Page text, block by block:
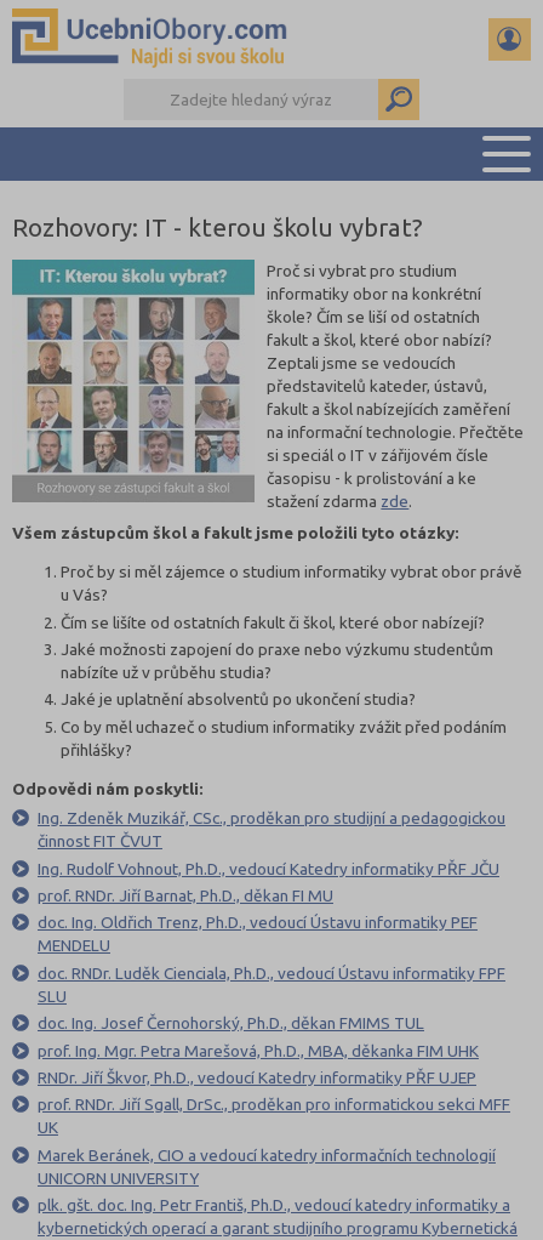
PŘEHLED ŠKOL
PŘÍPRAVA NA PŘIJÍMAČKY
DŮLEŽITÉ TERMÍNY
REFERÁTY
DALŠÍ DRUHY ŠKOL
Rozhovory: IT - kterou školu vybrat?
Proč si vybrat pro studium
informatiky obor na konkrétní
škole? Čím se liší od ostatních
fakult a škol, které obor nabízí?
Zeptali jsme se vedoucích
představitelů kateder, ústavů,
fakult a škol nabízejících zaměření
na informační technologie. Přečtěte
si speciál o IT v zářijovém čísle
časopisu - k prolistování a ke
stažení zdarma zde.
Všem zástupcům škol a fakult jsme položili tyto otázky:
Proč by si měl zájemce o studium informatiky vybrat obor právě
u Vás?
Čím se lišíte od ostatních fakult či škol, které obor nabízejí?
Jaké možnosti zapojení do praxe nebo výzkumu studentům
nabízíte už v průběhu studia?
Jaké je uplatnění absolventů po ukončení studia?
Co by měl uchazeč o studium informatiky zvážit před podáním
přihlášky?
Odpovědi nám poskytli:
Ing. Zdeněk Muzikář, CSc., proděkan pro studijní a pedagogickou
činnost FIT ČVUT
Ing. Rudolf Vohnout, Ph.D., vedoucí Katedry informatiky PŘF JČU
prof. RNDr. Jiří Barnat, Ph.D., děkan FI MU
doc. Ing. Oldřich Trenz, Ph.D., vedoucí Ústavu informatiky PEF
MENDELU
doc. RNDr. Luděk Cienciala, Ph.D., vedoucí Ústavu informatiky FPF
SLU
doc. Ing. Josef Černohorský, Ph.D., děkan FMIMS TUL
prof. Ing. Mgr. Petra Marešová, Ph.D., MBA, děkanka FIM UHK
RNDr. Jiří Škvor, Ph.D., vedoucí Katedry informatiky PŘF UJEP
prof. RNDr. Jiří Sgall, DrSc., proděkan pro informatickou sekci MFF
UK
Marek Beránek, CIO a vedoucí katedry informačních technologií
UNICORN UNIVERSITY
plk. gšt. doc. Ing. Petr Františ, Ph.D., vedoucí katedry informatiky a
kybernetických operací a garant studijního programu Kybernetická